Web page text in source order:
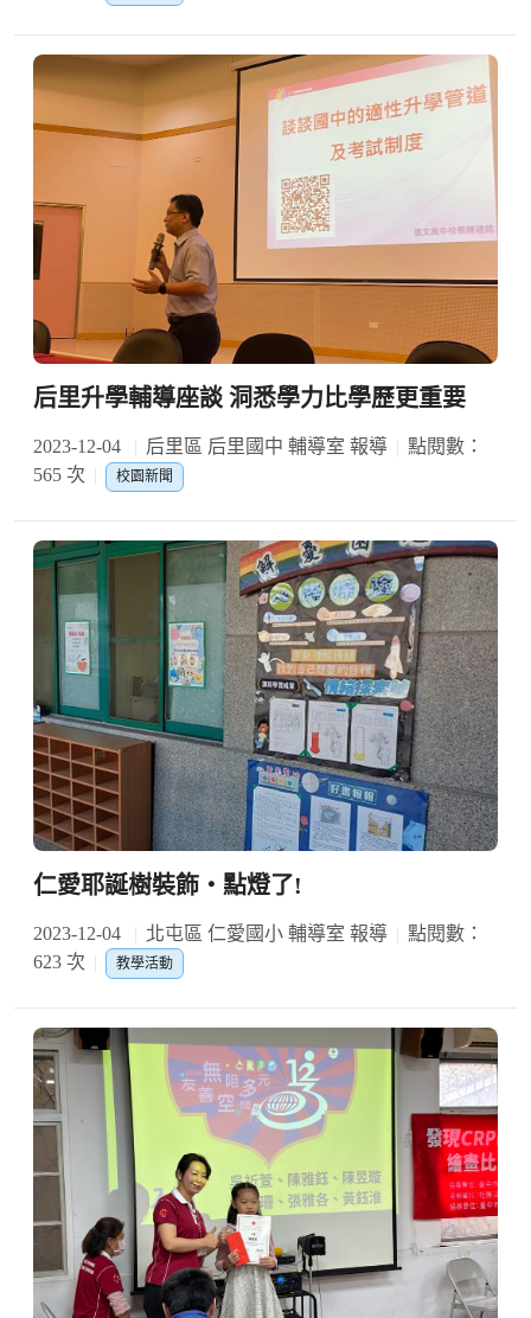
后里升學輔導座談 洞悉學力比學歷更重要
2023-12-04 后里區 后里國中 輔導室 報導
點閱數：
565 次
校園新聞
仁愛耶誕樹裝飾‧點燈了!
2023-12-04 北屯區 仁愛國小 輔導室 報導
點閱數：
623 次
教學活動